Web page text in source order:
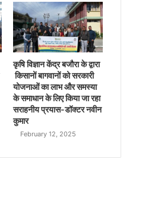
कृषि विज्ञान केंद्र बजौरा के द्वारा
किसानों बागवानों को सरकारी
योजनाओं का लाभ और समस्या
के समाधान के लिए किया जा रहा
सराहनीय प्रयास-डॉक्टर नवीन
कुमार
February 12, 2025